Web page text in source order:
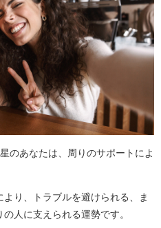
のあなたは、周りのサポートによ
り、トラブルを避けられる、ま
人に支えられる運勢です。